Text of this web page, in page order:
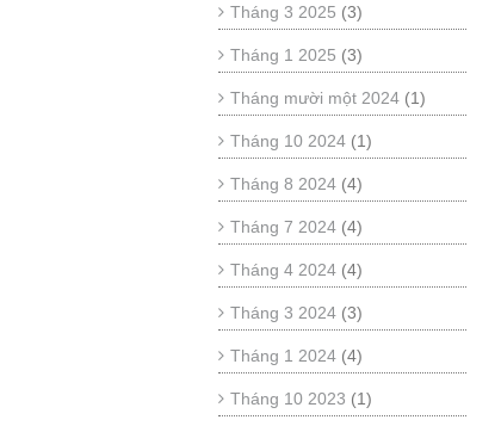
Tháng 3 2025 (3)
Tháng 1 2025 (3)
Tháng mười một 2024 (1)
Tháng 10 2024 (1)
Tháng 8 2024 (4)
Tháng 7 2024 (4)
Tháng 4 2024 (4)
Tháng 3 2024 (3)
Tháng 1 2024 (4)
Tháng 10 2023 (1)